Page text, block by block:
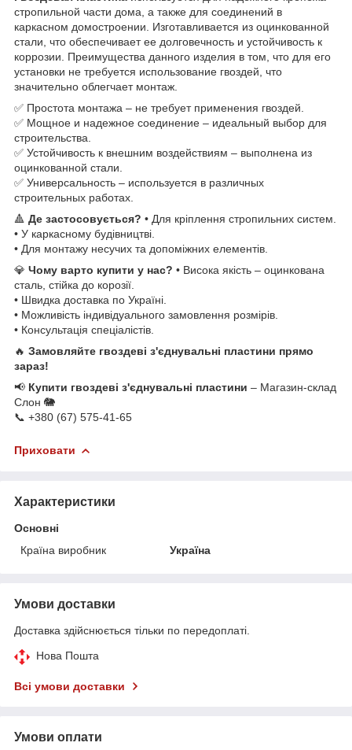
стропильной части дома, а также для соединений в
каркасном домостроении. Изготавливается из оцинкованной
стали, что обеспечивает ее долговечность и устойчивость к
коррозии. Преимущества данного изделия в том, что для его
установки не требуется использование гвоздей, что
значительно облегчает монтаж.
✅ Простота монтажа – не требует применения гвоздей.
✅ Мощное и надежное соединение – идеальный выбор для
строительства.
✅ Устойчивость к внешним воздействиям – выполнена из
оцинкованной стали.
✅ Универсальность – используется в различных
строительных работах.
🔺 Де застосовується? • Для кріплення стропильних систем.
• У каркасному будівництві.
• Для монтажу несучих та допоміжних елементів.
💎 Чому варто купити у нас? • Висока якість – оцинкована
сталь, стійка до корозії.
• Швидка доставка по Україні.
• Можливість індивідуального замовлення розмірів.
• Консультація спеціалістів.
🔥 Замовляйте гвоздеві з'єднувальні пластини прямо
зараз!
📢 Купити гвоздеві з'єднувальні пластини – Магазин-склад
Слон 🐘
📞 +380 (67) 575-41-65
Приховати
Характеристики
Основні
Країна виробник
Україна
Умови доставки
Доставка здійснюється тільки по передоплаті.
Нова Пошта
Всі умови доставки
Умови оплати